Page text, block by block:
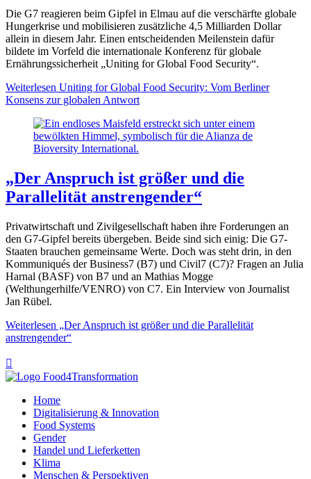
Die G7 reagieren beim Gipfel in Elmau auf die verschärfte globale
Hungerkrise und mobilisieren zusätzliche 4,5 Milliarden Dollar
allein in diesem Jahr. Einen entscheidenden Meilenstein dafür
bildete im Vorfeld die internationale Konferenz für globale
Ernährungssicherheit „Uniting for Global Food Security“.
Weiterlesen Uniting for Global Food Security: Vom Berliner
Konsens zur globalen Antwort
„Der Anspruch ist größer und die
Parallelität anstrengender“
Privatwirtschaft und Zivilgesellschaft haben ihre Forderungen an
den G7-Gipfel bereits übergeben. Beide sind sich einig: Die G7-
Staaten brauchen gemeinsame Werte. Doch was steht drin, in den
Kommuniqués der Business7 (B7) und Civil7 (C7)? Fragen an Julia
Harnal (BASF) von B7 und an Mathias Mogge
(Welthungerhilfe/VENRO) von C7. Ein Interview von Journalist
Jan Rübel.
Weiterlesen „Der Anspruch ist größer und die Parallelität
anstrengender“

Home
Digitalisierung & Innovation
Food Systems
Gender
Handel und Lieferketten
Klima
Menschen & Perspektiven